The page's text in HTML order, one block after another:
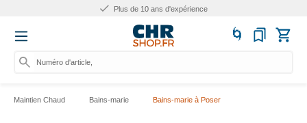
Plus de 10 ans d'expérience
Numéro d'article, catégorie o
Maintien Chaud Bains-marie Bains-marie à Poser